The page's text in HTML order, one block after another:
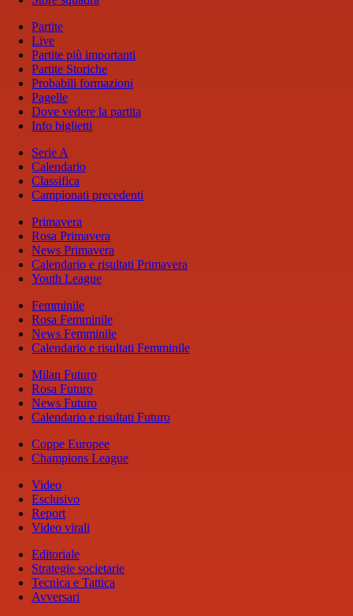
Partite
Live
Partite più importanti
Partite Storiche
Probabili formazioni
Pagelle
Dove vedere la partita
Info biglietti
Serie A
Calendario
Classifica
Campionati precedenti
Primavera
Rosa Primavera
News Primavera
Calendario e risultati Primavera
Youth League
Femminile
Rosa Femminile
News Femminile
Calendario e risultati Femminile
Milan Futuro
Rosa Futuro
News Futuro
Calendario e risultati Futuro
Coppe Europee
Champions League
Video
Esclusivo
Report
Video virali
Editoriale
Strategie societarie
Tecnica e Tattica
Avversari